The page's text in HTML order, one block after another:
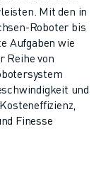
Mit den in
Roboter bis
Aufgaben wie
Reihe von
und
Finesse